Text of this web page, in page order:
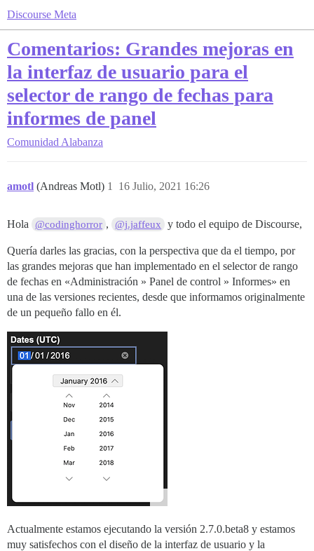
Discourse Meta
Comentarios: Grandes mejoras en
la interfaz de usuario para el
selector de rango de fechas para
informes de panel
Comunidad Alabanza
amotl (Andreas Motl) 16 Julio, 2021 16:26
1
Hola @codinghorror , @j.jaffeux y todo el equipo de Discourse,
Quería darles las gracias, con la perspectiva que da el tiempo, por
las grandes mejoras que han implementado en el selector de rango
de fechas en «Administración » Panel de control » Informes» en
una de las versiones recientes, desde que informamos originalmente
de un pequeño fallo en él.
Actualmente estamos ejecutando la versión 2.7.0.beta8 y estamos
muy satisfechos con el diseño de la interfaz de usuario y la